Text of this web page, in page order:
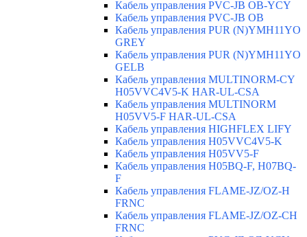
Кабель управления PVC-JB OB-YCY
Кабель управления PVC-JB OB
Кабель управления PUR (N)YMH11YO
GREY
Кабель управления PUR (N)YMH11YO
GELB
Кабель управления MULTINORM-CY
H05VVC4V5-K HAR-UL-CSA
Кабель управления MULTINORM
H05VV5-F HAR-UL-CSA
Кабель управления HIGHFLEX LIFY
Кабель управления H05VVC4V5-K
Кабель управления H05VV5-F
Кабель управления H05BQ-F, H07BQ-
F
Кабель управления FLAME-JZ/OZ-H
FRNC
Кабель управления FLAME-JZ/OZ-CH
FRNC